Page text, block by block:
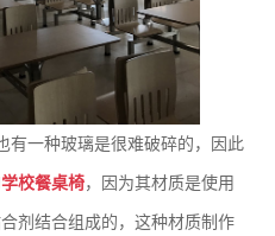
有一种玻璃是很难破碎的，因此
学校餐桌椅，因为其材质是使用
剂结合组成的，这种材质制作